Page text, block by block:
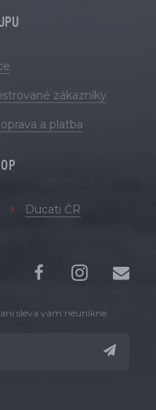
zákazníky
a platba
Ducati ČR
sleva vám neunikne